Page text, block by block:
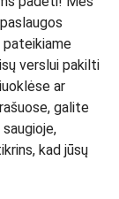
verslui pakilti
ar
galite
kad jūsų